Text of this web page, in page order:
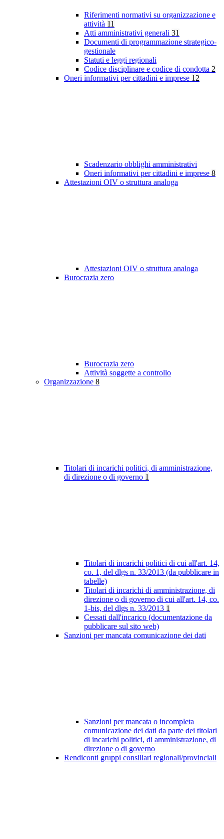
Riferimenti normativi su organizzazione e
attività 11
Atti amministrativi generali 31
Documenti di programmazione strategico-
gestionale
Statuti e leggi regionali
Codice disciplinare e codice di condotta 2
Oneri informativi per cittadini e imprese 12
Scadenzario obblighi amministrativi
Oneri informativi per cittadini e imprese 8
Attestazioni OIV o struttura analoga
Attestazioni OIV o struttura analoga
Burocrazia zero
Burocrazia zero
Attività soggette a controllo
Organizzazione 8
Titolari di incarichi politici, di amministrazione,
di direzione o di governo 1
Titolari di incarichi politici di cui all'art. 14,
co. 1, del dlgs n. 33/2013 (da pubblicare in
tabelle)
Titolari di incarichi di amministrazione, di
direzione o di governo di cui all'art. 14, co.
1-bis, del dlgs n. 33/2013 1
Cessati dall'incarico (documentazione da
pubblicare sul sito web)
Sanzioni per mancata comunicazione dei dati
Sanzioni per mancata o incompleta
comunicazione dei dati da parte dei titolari
di incarichi politici, di amministrazione, di
direzione o di governo
Rendiconti gruppi consiliari regionali/provinciali